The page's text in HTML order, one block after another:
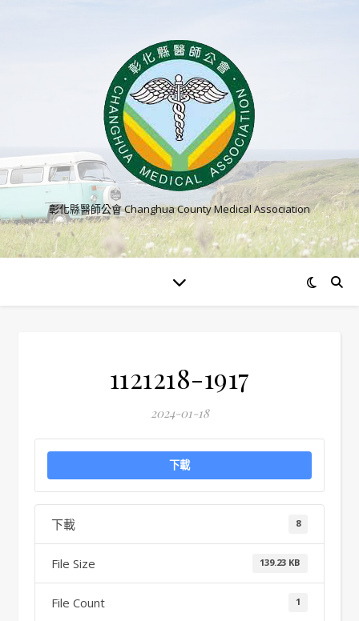
彰化縣醫師公會 Changhua County Medical Association
1121218-1917
2024-01-18
下載
下載 8
File Size 139.23 KB
File Count 1